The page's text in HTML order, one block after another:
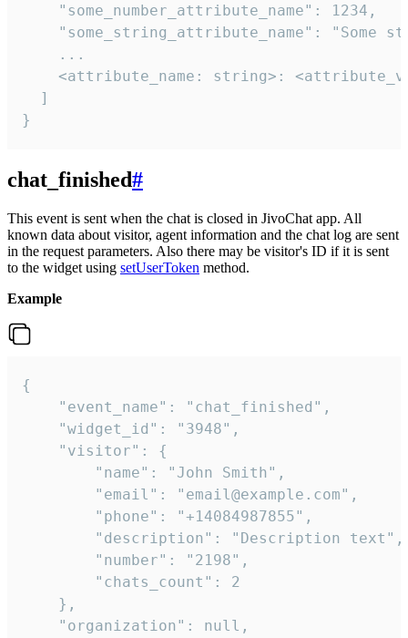
    "some_number_attribute_name": 1234,
"some_string_attribute_name": "Some
    ...
<attribute_name: string>:
  ]
}
chat_finished#
This event is sent when the chat is closed in JivoChat app. All
known data about visitor, agent information and the chat log are sent
in the request parameters. Also there may be visitor's ID if it is sent
to the widget using setUserToken method.
Example
{
    "event_name": "chat_finished",
    "widget_id": "3948",
    "visitor": {
        "name": "John Smith",
        "email": "email@example.com",
        "phone": "+14084987855",
        "description": "Description text",
        "number": "2198",
        "chats_count": 2
    },
    "organization": null,